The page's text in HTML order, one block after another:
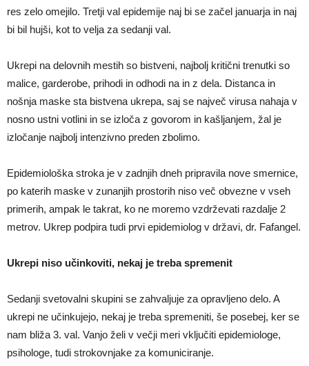
res zelo omejilo. Tretji val epidemije naj bi se začel januarja in naj
bi bil hujši, kot to velja za sedanji val.
Ukrepi na delovnih mestih so bistveni, najbolj kritični trenutki so
malice, garderobe, prihodi in odhodi na in z dela. Distanca in
nošnja maske sta bistvena ukrepa, saj se največ virusa nahaja v
nosno ustni votlini in se izloča z govorom in kašljanjem, žal je
izločanje najbolj intenzivno preden zbolimo.
Epidemiološka stroka je v zadnjih dneh pripravila nove smernice,
po katerih maske v zunanjih prostorih niso več obvezne v vseh
primerih, ampak le takrat, ko ne moremo vzdrževati razdalje 2
metrov. Ukrep podpira tudi prvi epidemiolog v državi, dr. Fafangel.
Ukrepi niso učinkoviti, nekaj je treba spremenit
Sedanji svetovalni skupini se zahvaljuje za opravljeno delo. A
ukrepi ne učinkujejo, nekaj je treba spremeniti, še posebej, ker se
nam bliža 3. val. Vanjo želi v večji meri vključiti epidemiologe,
psihologe, tudi strokovnjake za komuniciranje.